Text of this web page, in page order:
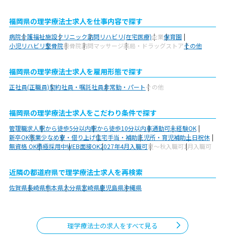
福岡県の理学療法士求人を仕事内容で探す
病院介護福祉施設クリニック訪問リハビリ(在宅医療)企業保育園
小児リハビリ整骨院接骨院訪問マッサージ薬局・ドラッグストアその他
福岡県の理学療法士求人を雇用形態で探す
正社員(正職員)契約社員・嘱託社員非常勤・パートその他
福岡県の理学療法士求人をこだわり条件で探す
管理職求人駅から徒歩5分以内駅から徒歩10分以内車通勤可未経験OK
新卒OK残業少なめ寮・借り上げ住宅手当・補助託児所・育児補助土日祝休
無資格 OK積極採用中WEB面接OK2027年4月入職可夏～秋入職可1月入職可
近隣の都道府県で理学療法士求人を再検索
佐賀県長崎県熊本県大分県宮崎県鹿児島県沖縄県
理学療法士の求人をすべて見る